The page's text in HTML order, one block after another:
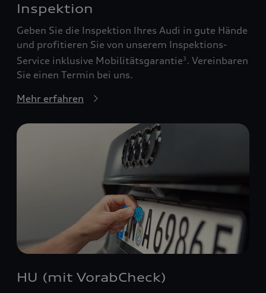
Inspektion
Geben Sie die Inspektion Ihres Audi in gute Hände
und profitieren Sie von unserem Inspektions-
Service inklusive Mobilitätsgarantie3 . Vereinbaren
Sie einen Termin bei uns.
Mehr erfahren
HU (mit VorabCheck)